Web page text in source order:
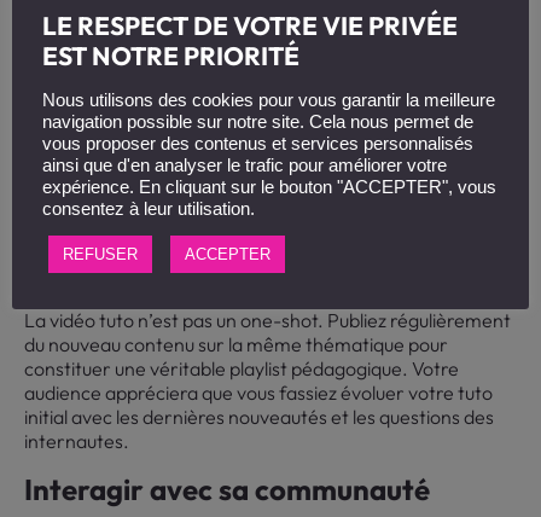
Mesurer les résultats et statistiques
performances. Surveillez les données clés : nombre de
vues, taux de rétention, degré d’engagement, sources de
trafic… Un suivi régulier vous permettra d’ajuster votre
stratégie de diffusion et vos prochaines créations en
fonction.
Fidéliser avec des mises à jour
régulières
La vidéo tuto n’est pas un one-shot. Publiez régulièrement
du nouveau contenu sur la même thématique pour
constituer une véritable playlist pédagogique. Votre
audience appréciera que vous fassiez évoluer votre tuto
initial avec les dernières nouveautés et les questions des
internautes.
Interagir avec sa communauté
LE RESPECT DE VOTRE VIE PRIVÉE
EST NOTRE PRIORITÉ
Nous utilisons des cookies pour vous garantir la meilleure
navigation possible sur notre site. Cela nous permet de
vous proposer des contenus et services personnalisés
ainsi que d'en analyser le trafic pour améliorer votre
expérience. En cliquant sur le bouton "ACCEPTER", vous
consentez à leur utilisation.
REFUSER ACCEPTER